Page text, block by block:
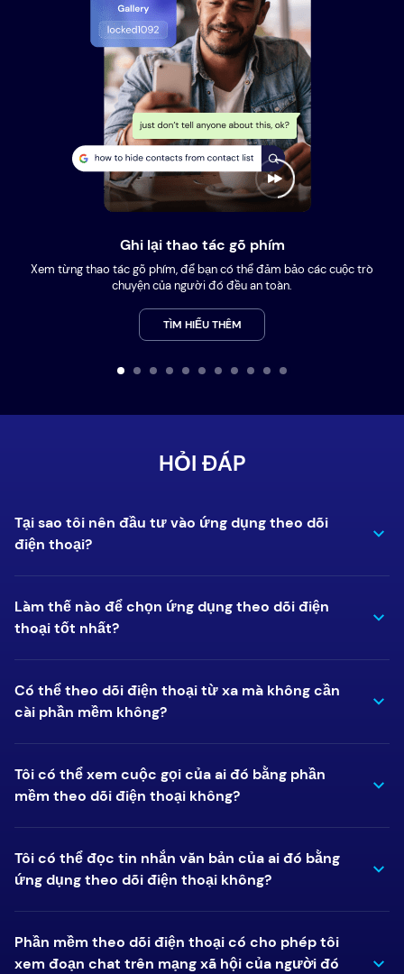
Ghi lại thao tác gõ phím
Xem từng thao tác gõ phím, để bạn có thể đảm bảo các cuộc trò
chuyện của người đó đều an toàn.
TÌM HIỂU THÊM
HỎI ĐÁP
Tại sao tôi nên đầu tư vào ứng dụng theo dõi
điện thoại?
Làm thế nào để chọn ứng dụng theo dõi điện
thoại tốt nhất?
Có thể theo dõi điện thoại từ xa mà không cần
cài phần mềm không?
Tôi có thể xem cuộc gọi của ai đó bằng phần
mềm theo dõi điện thoại không?
Tôi có thể đọc tin nhắn văn bản của ai đó bằng
ứng dụng theo dõi điện thoại không?
Phần mềm theo dõi điện thoại có cho phép tôi
xem đoạn chat trên mạng xã hội của người đó